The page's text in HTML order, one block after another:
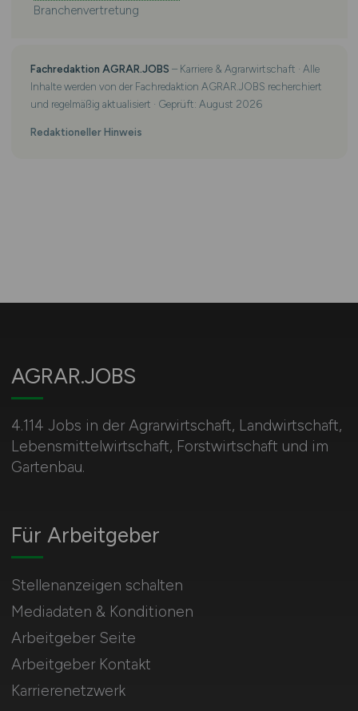
Branchenvertretung
Fachredaktion AGRAR.JOBS – Karriere & Agrarwirtschaft · Alle
Inhalte werden von der Fachredaktion AGRAR.JOBS recherchiert
und regelmäßig aktualisiert · Geprüft: August 2026
Redaktioneller Hinweis
AGRAR.JOBS
4.114 Jobs in der Agrarwirtschaft, Landwirtschaft,
Lebensmittelwirtschaft, Forstwirtschaft und im
Gartenbau.
Für Arbeitgeber
Stellenanzeigen schalten
Mediadaten & Konditionen
Arbeitgeber Seite
Arbeitgeber Kontakt
Karrierenetzwerk